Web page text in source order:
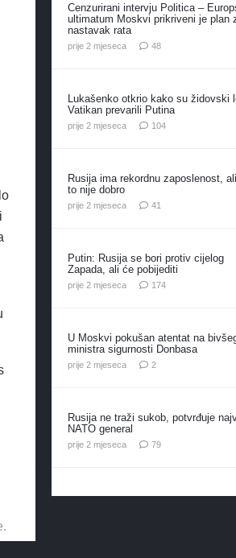
Cenzurirani intervju Politica –
ultimatum Moskvi prikriveni je plan
nastavak rata
prije 2 mjeseca 48komentara
Lukašenko otkrio kako su židovski
Vatikan prevarili Putina
prije 2 mjeseca 104komentara
Rusija ima rekordnu zaposlenost,
to nije dobro
prije 2 mjeseca 41
Putin: Rusija se bori protiv cijelog
Zapada, ali će pobijediti
prije 2 mjeseca 174komentara
U Moskvi pokušan atentat na
ministra sigurnosti Donbasa
prije 2 mjeseca 2komentara
Rusija ne traži sukob, potvrđuje
NATO general
prije 2 mjeseca 79komentara